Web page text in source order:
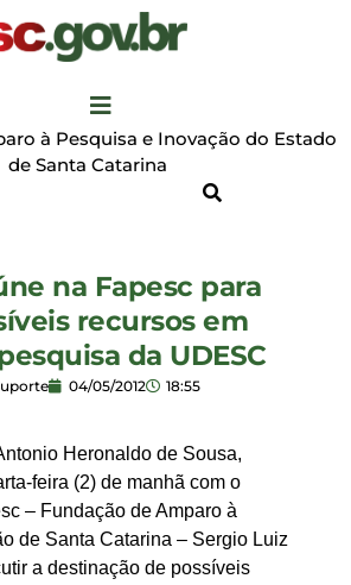
à Pesquisa e Inovação do Estado
de Santa Catarina
na Fapesc para
recursos em
da UDESC
04/05/2012 18:55
Heronaldo de Sousa,
feira (2) de manhã com o
– Fundação de Amparo à
de Santa Catarina – Sergio Luiz
a destinação de possíveis